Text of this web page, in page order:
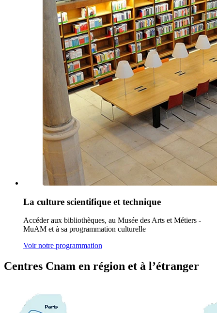
La culture scientifique et technique
Accéder aux bibliothèques, au Musée des Arts et Métiers -
MuAM et à sa programmation culturelle
Voir notre programmation
Centres Cnam en région et à l’étranger